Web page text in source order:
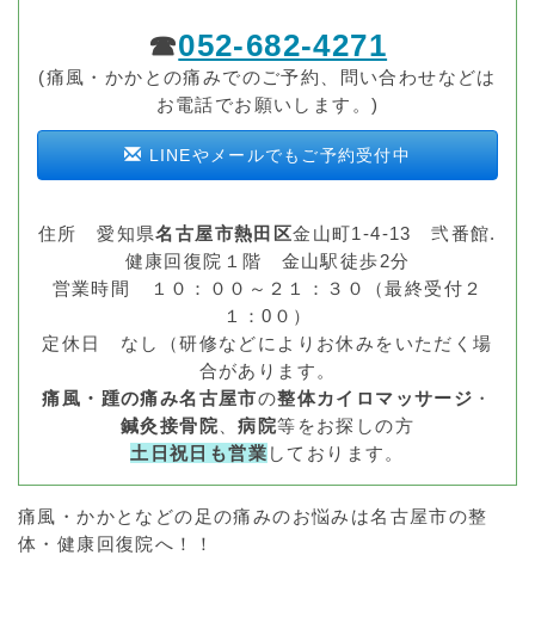
☎052-682-4271
(痛風・かかとの痛みでのご予約、問い合わせなどは
お電話でお願いします。)
LINEやメールでもご予約受付中
住所 愛知県名古屋市熱田区金山町1-4-13 弐番館.
健康回復院１階 金山駅徒歩2分
営業時間 １０：００～２１：３０（最終受付２
１：0０）
定休日 なし（研修などによりお休みをいただく場
合があります。
痛風・踵の痛み名古屋市の整体カイロマッサージ ・
鍼灸接骨院、病院等をお探しの方
土日祝日も営業 しております。
痛風・かかとなどの足の痛みのお悩みは名古屋市の整
体・健康回復院へ！！